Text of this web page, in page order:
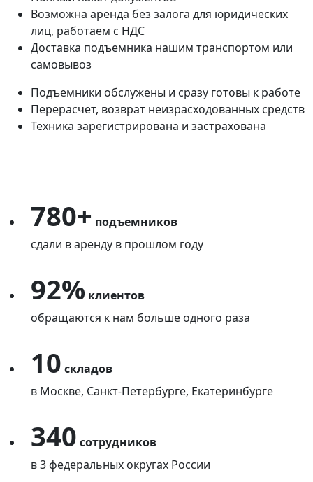
Возможна аренда без залога для юридических
лиц, работаем с НДС
Доставка подъемника нашим транспортом или
самовывоз
Подъемники обслужены и сразу готовы к работе
Перерасчет, возврат неизрасходованных средств
Техника зарегистрирована и застрахована
780+ подъемников
сдали в аренду в прошлом году
92% клиентов
обращаются к нам больше одного раза
10 складов
в Москве, Санкт-Петербурге, Екатеринбурге
340 сотрудников
в 3 федеральных округах России